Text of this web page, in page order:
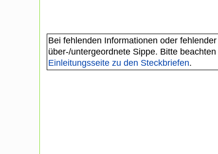
Bei fehlenden Informationen oder
über-/untergeordnete Sippe. Bitte
Einleitungsseite zu den Steckbriefen.